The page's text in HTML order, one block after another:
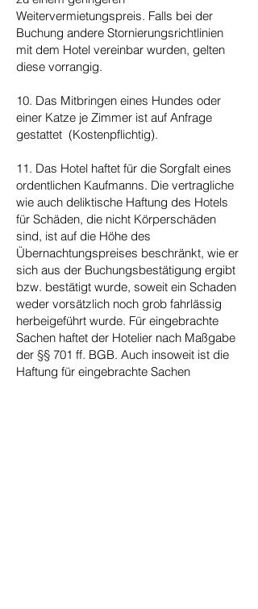
Weitervermietungspreis. Falls bei der
Buchung andere Stornierungsrichtlinien
mit dem Hotel vereinbar wurden, gelten
diese vorrangig.
10. Das Mitbringen eines Hundes oder
einer Katze je Zimmer ist auf Anfrage
gestattet (Kostenpflichtig).
11. Das Hotel haftet für die Sorgfalt eines
ordentlichen Kaufmanns. Die vertragliche
wie auch deliktische Haftung des Hotels
für Schäden, die nicht Körperschäden
sind, ist auf die Höhe des
Übernachtungspreises beschränkt, wie er
sich aus der Buchungsbestätigung ergibt
bzw. bestätigt wurde, soweit ein Schaden
weder vorsätzlich noch grob fahrlässig
herbeigeführt wurde. Für eingebrachte
Sachen haftet der Hotelier nach Maßgabe
der §§ 701 ff. BGB. Auch insoweit ist die
Haftung für eingebrachte Sachen